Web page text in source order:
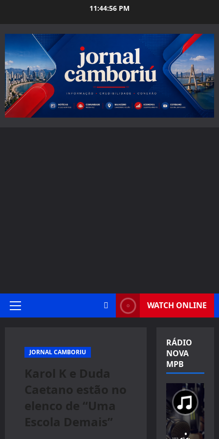
11:44:57 PM
Primary
WATCH ONLINE
JORNAL CAMBORIU
Karol K e Duda
Caetano estão no
elenco de “Uma
Escola Demais”
RÁDIO
NOVA
MPB